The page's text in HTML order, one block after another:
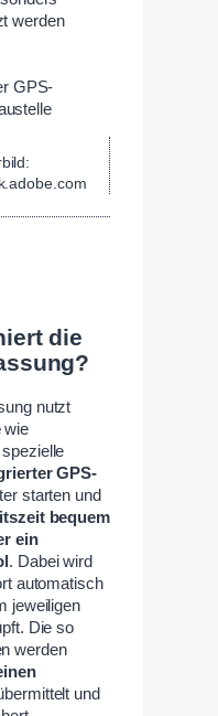
werden
die
nutzt
wie
GPS-
starten und
bequem
ein
. Dabei wird
automatisch
jeweiligen
Die so
werden
und